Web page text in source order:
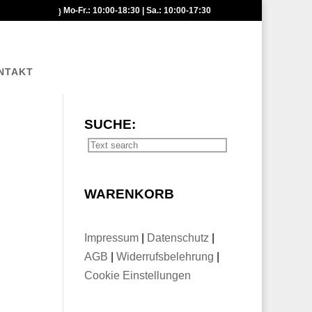
Mo-Fr.: 10:00-18:30 | Sa.: 10:00-17:30
SUCHE:
WARENKORB
Impressum Datenschutz
AGB
Widerrufsbelehrung
Cookie Einstellungen